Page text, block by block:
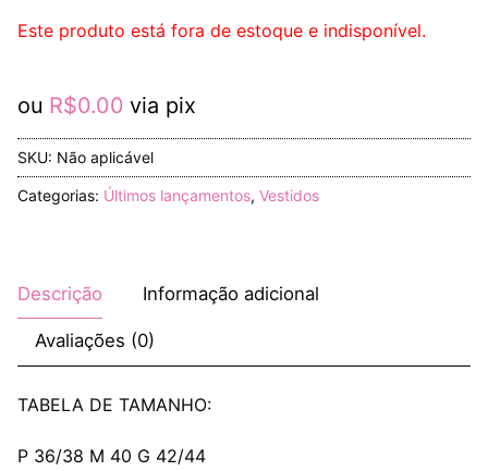
Este produto está fora de estoque e indisponível.
ou R$0.00 via pix
SKU: Não aplicável
Categorias: Últimos lançamentos, Vestidos
Descrição Informação adicional
Avaliações (0)
TABELA DE TAMANHO:
P 36/38 M 40 G 42/44